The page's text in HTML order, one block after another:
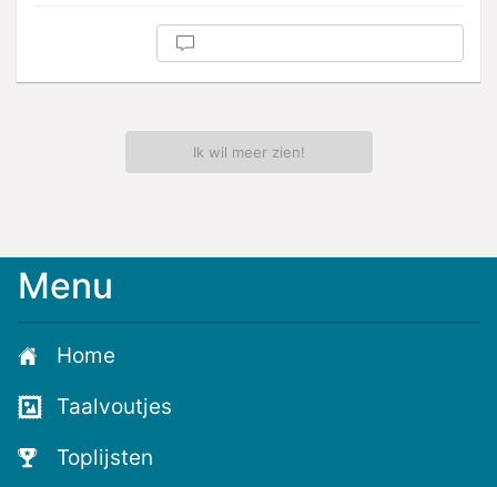
Ik wil meer zien!
Menu
Home
Taalvoutjes
Toplijsten